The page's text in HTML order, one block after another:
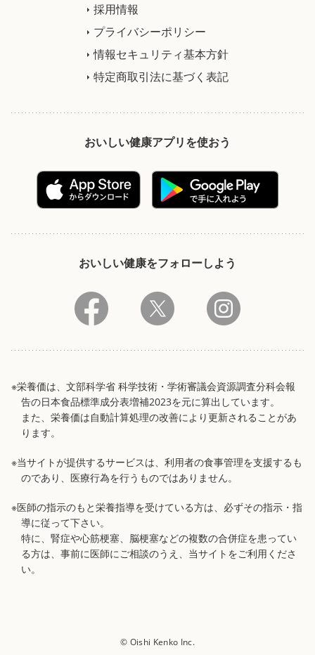
採用情報
プライバシーポリシー
情報セキュリティ基本方針
特定商取引法に基づく表記
おいしい健康アプリを使おう
おいしい健康をフォローしよう
※栄養価は、文部科学省 科学技術・学術審議会資源調査分科会報
告の日本食品標準成分表増補2023を元に算出しています。
また、栄養価は自動計算処理の改善により更新されることがあ
ります。
※当サイトが提供するサービスは、利用者の食事管理を支援するも
のであり、医療行為を行うものではありません。
※医師の指示のもと栄養指導を受けている方は、必ずその指示・指
導に従って下さい。
特に、腎症や心筋梗塞、脳梗塞などの複数の合併症を患ってい
る方は、事前に医師にご相談のうえ、当サイトをご利用くださ
い。
© Oishi Kenko Inc.